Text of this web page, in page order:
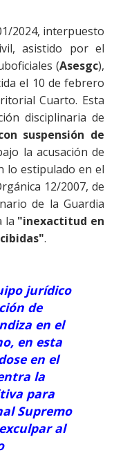
2024, interpuesto
asistido por el
(Asesgc),
el 10 de febrero
Cuarto. Esta
disciplinaria de
suspensión de
la acusación de
lo estipulado en el
12/2007, de
de la Guardia
la "inexactitud en
.
jurídico
de
en el
en esta
en el
la
para
Supremo
al